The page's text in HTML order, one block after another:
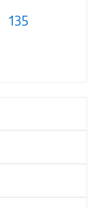
135